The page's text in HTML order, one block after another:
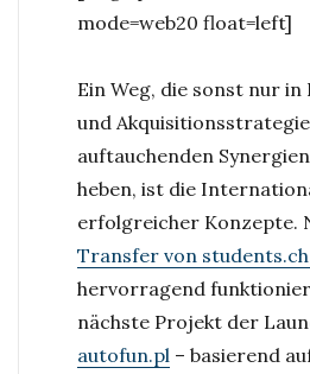
mode=web20 float=left]
Ein Weg, die sonst nur in
und
auftauchenden
heben, ist die
erfolgreicher Konzepte.
Transfer von students.ch
hervorragend
nächste Projekt der
autofun.pl – basierend